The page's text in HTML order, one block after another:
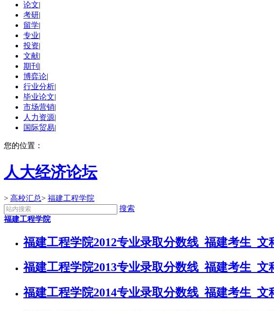
论文|
考研|
留学|
专业|
投资|
文献|
期刊 |
博弈论|
行业分析|
毕业论文|
市场营销|
人力资源|
国际贸易|
您的位置：
人大经济论坛
> 高校汇总> 福建工程学院
搜索
福建工程学院
福建工程学院2012专业录取分数线_福建考生_
福建工程学院2013专业录取分数线_福建考生_
福建工程学院2014专业录取分数线_福建考生_